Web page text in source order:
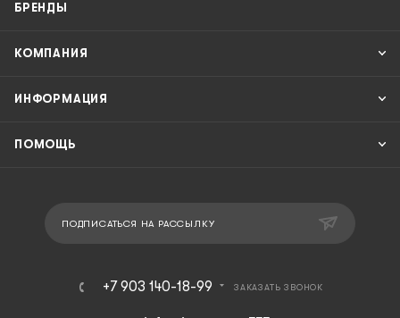
БРЕНДЫ
КОМПАНИЯ
ИНФОРМАЦИЯ
ПОМОЩЬ
ПОДПИСАТЬСЯ НА РАССЫЛКУ
+7 903 140-18-99 ЗАКАЗАТЬ ЗВОНОК